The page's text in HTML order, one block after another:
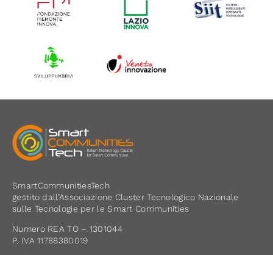
SmartCommunitiesTech
gestito dall’Associazione Cluster Tecnologico Nazionale
sulle Tecnologie per le Smart Communities
Numero REA TO – 1301044
P. IVA 11788380019